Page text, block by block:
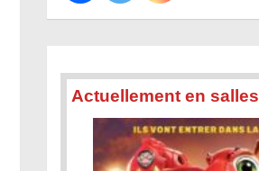
Actuellement en salles